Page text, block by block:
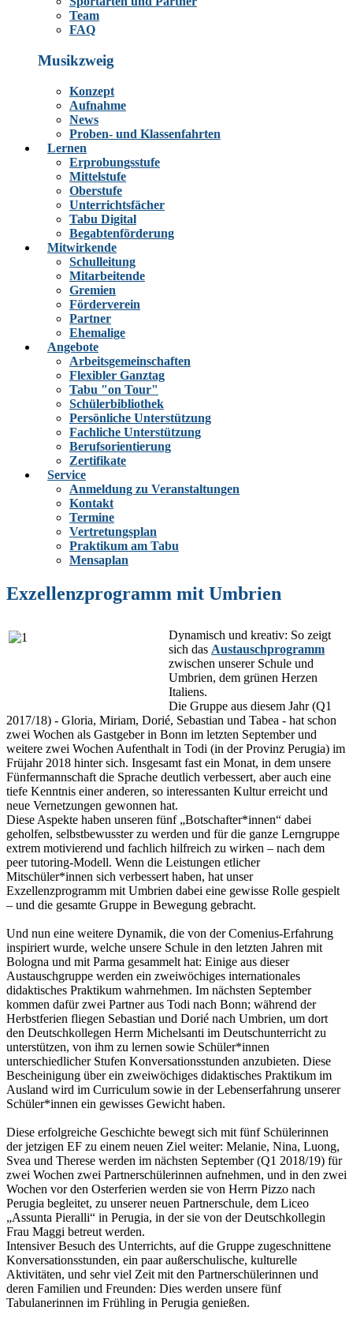
Team
FAQ
Musikzweig
Konzept
Aufnahme
News
Proben- und Klassenfahrten
Lernen
Erprobungsstufe
Mittelstufe
Oberstufe
Unterrichtsfächer
Tabu Digital
Begabtenförderung
Mitwirkende
Schulleitung
Mitarbeitende
Gremien
Förderverein
Partner
Ehemalige
Angebote
Arbeitsgemeinschaften
Flexibler Ganztag
Tabu "on Tour"
Schülerbibliothek
Persönliche Unterstützung
Fachliche Unterstützung
Berufsorientierung
Zertifikate
Service
Anmeldung zu Veranstaltungen
Kontakt
Termine
Vertretungsplan
Praktikum am Tabu
Mensaplan
Exzellenzprogramm mit Umbrien
Dynamisch und kreativ: So zeigt
sich das Austauschprogramm
zwischen unserer Schule und
Umbrien, dem grünen Herzen
Italiens.
Die Gruppe aus diesem Jahr (Q1
2017/18) - Gloria, Miriam, Dorié, Sebastian und Tabea - hat schon
zwei Wochen als Gastgeber in Bonn im letzten September und
weitere zwei Wochen Aufenthalt in Todi (in der Provinz Perugia) im
Früjahr 2018 hinter sich. Insgesamt fast ein Monat, in dem unsere
Fünfermannschaft die Sprache deutlich verbessert, aber auch eine
tiefe Kenntnis einer anderen, so interessanten Kultur erreicht und
neue Vernetzungen gewonnen hat.
Diese Aspekte haben unseren fünf „Botschafter*innen“ dabei
geholfen, selbstbewusster zu werden und für die ganze Lerngruppe
extrem motivierend und fachlich hilfreich zu wirken – nach dem
peer tutoring-Modell. Wenn die Leistungen etlicher
Mitschüler*innen sich verbessert haben, hat unser
Exzellenzprogramm mit Umbrien dabei eine gewisse Rolle gespielt
– und die gesamte Gruppe in Bewegung gebracht.
Und nun eine weitere Dynamik, die von der Comenius-Erfahrung
inspiriert wurde, welche unsere Schule in den letzten Jahren mit
Bologna und mit Parma gesammelt hat: Einige aus dieser
Austauschgruppe werden ein zweiwöchiges internationales
didaktisches Praktikum wahrnehmen. Im nächsten September
kommen dafür zwei Partner aus Todi nach Bonn; während der
Herbstferien fliegen Sebastian und Dorié nach Umbrien, um dort
den Deutschkollegen Herrn Michelsanti im Deutschunterricht zu
unterstützen, von ihm zu lernen sowie Schüler*innen
unterschiedlicher Stufen Konversationsstunden anzubieten. Diese
Bescheinigung über ein zweiwöchiges didaktisches Praktikum im
Ausland wird im Curriculum sowie in der Lebenserfahrung unserer
Schüler*innen ein gewisses Gewicht haben.
Diese erfolgreiche Geschichte bewegt sich mit fünf Schülerinnen
der jetzigen EF zu einem neuen Ziel weiter: Melanie, Nina, Luong,
Svea und Therese werden im nächsten September (Q1 2018/19) für
zwei Wochen zwei Partnerschülerinnen aufnehmen, und in den zwei
Wochen vor den Osterferien werden sie von Herrn Pizzo nach
Perugia begleitet, zu unserer neuen Partnerschule, dem Liceo
„Assunta Pieralli“ in Perugia, in der sie von der Deutschkollegin
Frau Maggi betreut werden.
Intensiver Besuch des Unterrichts, auf die Gruppe zugeschnittene
Konversationsstunden, ein paar außerschulische, kulturelle
Aktivitäten, und sehr viel Zeit mit den Partnerschülerinnen und
deren Familien und Freunden: Dies werden unsere fünf
Tabulanerinnen im Frühling in Perugia genießen.